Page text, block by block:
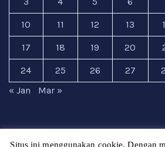
10 11 12 13
17 18 19 20
24 25 26 27
« Jan
Mar »
Situs ini menggunakan cookie. Dengan